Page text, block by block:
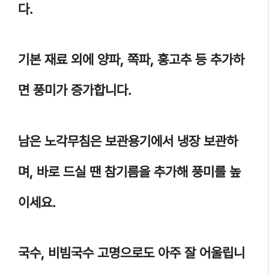
다.
기본 재료 외에 양파, 쪽파, 홍고추 등 추가하
면 풍미가 증가합니다.
남은 노각무침은 보관용기에서 냉장 보관하
며, 바로 드실 땐 참기름을 추가해 풍미를 높
이세요.
국수, 비빔국수 고명으로도 아주 잘 어울립니